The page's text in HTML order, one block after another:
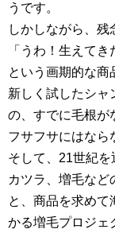
うです。
しかしながら、残
「うわ！生えてき
という画期的な商
新しく試したシャ
の、すでに毛根が
フサフサにはなら
そして、21世紀
カツラ、増毛など
と、商品を求めて
かる増毛プロジェ